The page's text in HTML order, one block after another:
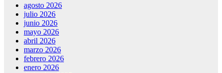
agosto 2026
julio 2026
junio 2026
mayo 2026
abril 2026
marzo 2026
febrero 2026
enero 2026